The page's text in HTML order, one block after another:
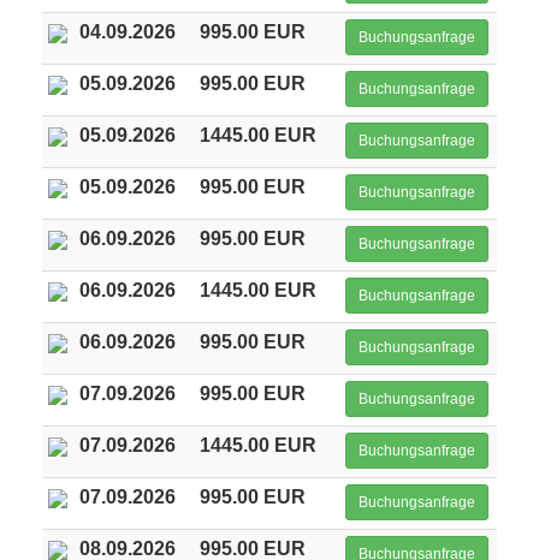
04.09.2026 995.00 EUR Buchungsanfrage
05.09.2026 995.00 EUR Buchungsanfrage
05.09.2026 1445.00 EUR Buchungsanfrage
05.09.2026 995.00 EUR Buchungsanfrage
06.09.2026 995.00 EUR Buchungsanfrage
06.09.2026 1445.00 EUR Buchungsanfrage
06.09.2026 995.00 EUR Buchungsanfrage
07.09.2026 995.00 EUR Buchungsanfrage
07.09.2026 1445.00 EUR Buchungsanfrage
07.09.2026 995.00 EUR Buchungsanfrage
08.09.2026 995.00 EUR Buchungsanfrage